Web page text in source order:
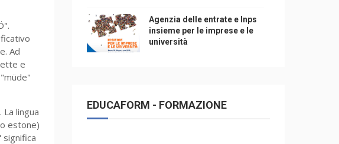
Ad
e
lingua
estone)
significa
Agenzia delle entrate e Inps
insieme per le imprese e le
università
EDUCAFORM - FORMAZIONE